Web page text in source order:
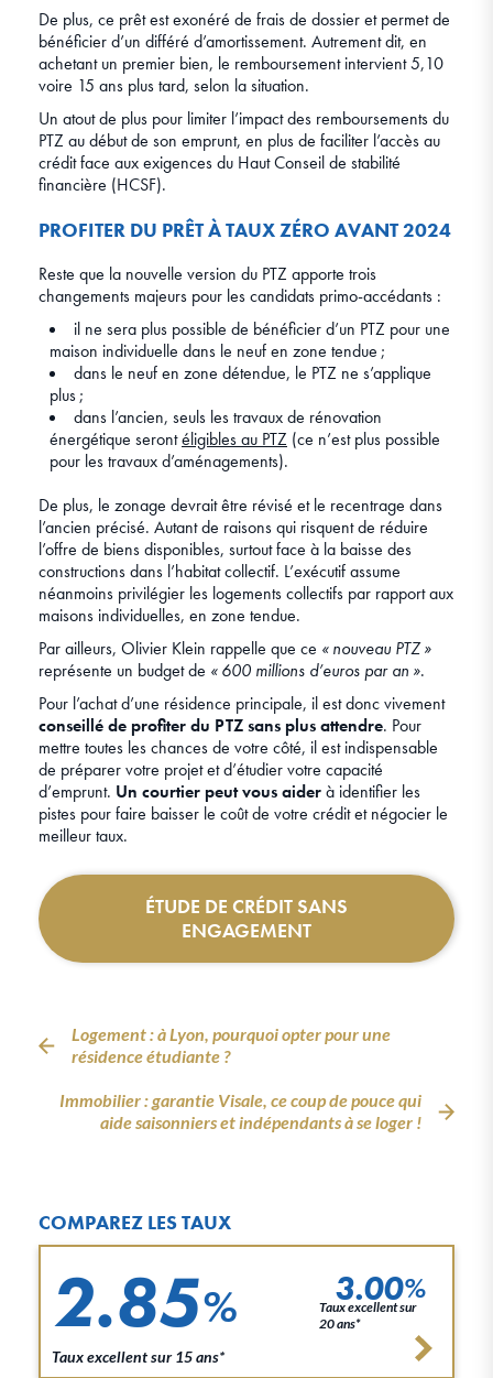
De plus, ce prêt est exonéré de frais de dossier et permet de
bénéficier d’un différé d’amortissement. Autrement dit, en
achetant un premier bien, le remboursement intervient 5,10
voire 15 ans plus tard, selon la situation.
Un atout de plus pour limiter l’impact des remboursements du
PTZ au début de son emprunt, en plus de faciliter l’accès au
crédit face aux exigences du Haut Conseil de stabilité
financière (HCSF).
PROFITER DU PRÊT À TAUX ZÉRO AVANT 2024
Reste que la nouvelle version du PTZ apporte trois
changements majeurs pour les candidats primo-accédants :
il ne sera plus possible de bénéficier d’un PTZ pour une
maison individuelle dans le neuf en zone tendue ;
dans le neuf en zone détendue, le PTZ ne s’applique
plus ;
dans l’ancien, seuls les travaux de rénovation
énergétique serontéligibles au PTZ (ce n’est plus possible
pour les travaux d’aménagements).
De plus, le zonage devrait être révisé et le recentrage dans
l’ancien précisé. Autant de raisons qui risquent de réduire
l’offre de biens disponibles, surtout face à la baisse des
constructions dans l’habitat collectif. L’exécutif assume
néanmoins privilégier les logements collectifs par rapport aux
maisons individuelles, en zone tendue.
Par ailleurs, Olivier Klein rappelle que ce « nouveau PTZ »
représente un budget de « 600 millions d’euros par an ».
Pour l’achat d’une résidence principale, il est donc vivement
conseillé de profiter du PTZ sans plus attendre. Pour
mettre toutes les chances de votre côté, il est indispensable
de préparer votre projet et d’étudier votre capacité
d’emprunt. Un courtier peut vous aiderà identifier les
pistes pour faire baisser le coût de votre crédit et négocier le
meilleur taux.
ÉTUDE DE CRÉDIT SANS
ENGAGEMENT
Logement : à Lyon, pourquoi opter pour une
résidence étudiante ?
Immobilier : garantie Visale, ce coup de pouce qui
aide saisonniers et indépendants à se loger !
COMPAREZ LES TAUX
2.85%
Taux excellent sur 15 ans*
3.00%
Taux excellent sur
20 ans*